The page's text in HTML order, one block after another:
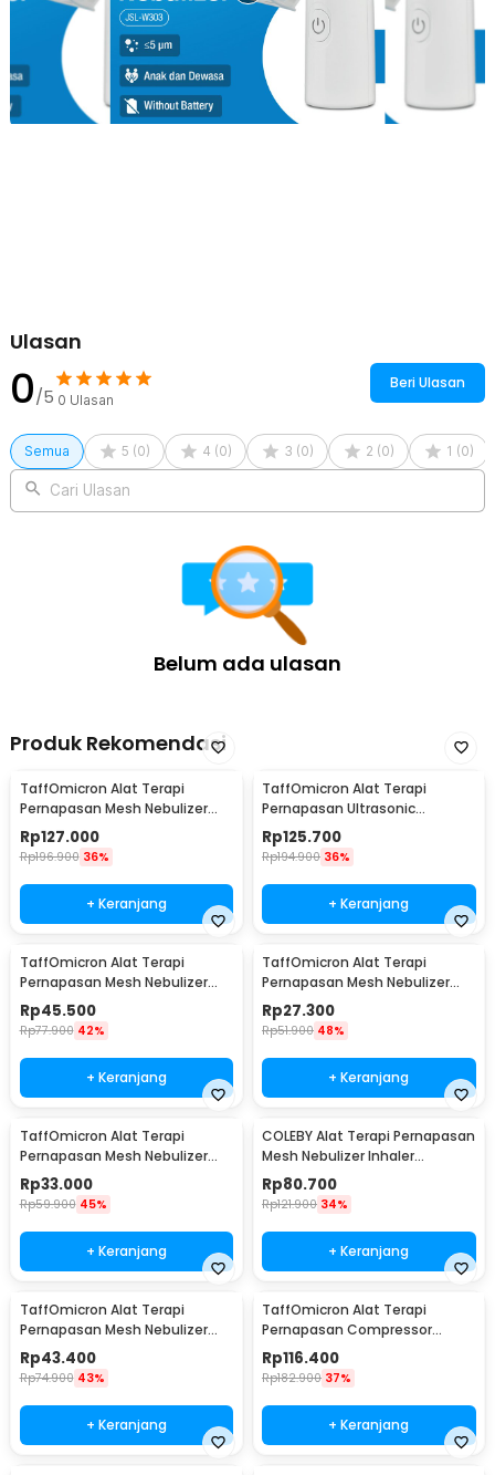
Ulasan
0/5 0 Ulasan
Beri Ulasan
Semua 5 (0) 4 (0) 3 (0) 2 (0) 1 (0)
Cari Ulasan
Belum ada ulasan
Produk Rekomendasi
TaffOmicron Alat Terapi
Pernapasan Mesh Nebulizer
Inhaler Atomizer - YM-3R9
Rp127.000
Rp196.900 36%
+ Keranjang
TaffOmicron Alat Terapi
Pernapasan Ultrasonic
Nebulizer Atomizer - MY-520A
Rp125.700
Rp194.900 36%
+ Keranjang
TaffOmicron Alat Terapi
Pernapasan Mesh Nebulizer
Inhaler Atomizer - JSL-W301
Rp45.500
Rp77.900 42%
+ Keranjang
TaffOmicron Alat Terapi
Pernapasan Mesh Nebulizer
Portable Inhaler Without
Battery - JSL-W302
Rp27.300
Rp51.900 48%
+ Keranjang
TaffOmicron Alat Terapi
Pernapasan Mesh Nebulizer
Portable Inhaler With Battery -
JSL-W302
Rp33.000
Rp59.900 45%
+ Keranjang
COLEBY Alat Terapi Pernapasan
Mesh Nebulizer Inhaler
Atomizer - TZ-W08
Rp80.700
Rp121.900 34%
+ Keranjang
TaffOmicron Alat Terapi
Pernapasan Mesh Nebulizer
Inhaler Atomizer With Battery
- JSL-W303
Rp43.400
Rp74.900 43%
+ Keranjang
TaffOmicron Alat Terapi
Pernapasan Compressor
Nebulizer Inhaler - SZ5
Rp116.400
Rp182.900 37%
+ Keranjang